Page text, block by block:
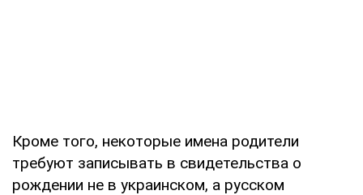
Кроме того, некоторые имена родители
требуют записывать в свидетельства о
рождении не в украинском, а русском